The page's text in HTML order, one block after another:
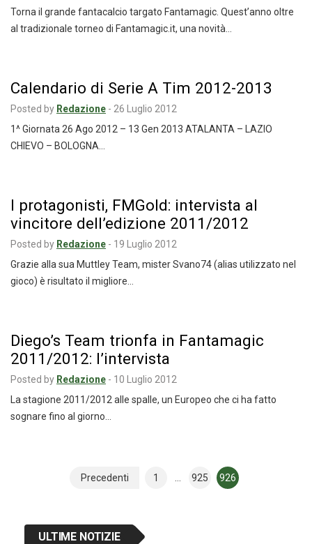
Torna il grande fantacalcio targato Fantamagic. Quest’anno oltre
al tradizionale torneo di Fantamagic.it, una novità…
Calendario di Serie A Tim 2012-2013
Posted by Redazione - 26 Luglio 2012
1^ Giornata 26 Ago 2012 – 13 Gen 2013 ATALANTA – LAZIO
CHIEVO – BOLOGNA…
I protagonisti, FMGold: intervista al
vincitore dell’edizione 2011/2012
Posted by Redazione - 19 Luglio 2012
Grazie alla sua Muttley Team, mister Svano74 (alias utilizzato nel
gioco) è risultato il migliore…
Diego’s Team trionfa in Fantamagic
2011/2012: l’intervista
Posted by Redazione - 10 Luglio 2012
La stagione 2011/2012 alle spalle, un Europeo che ci ha fatto
sognare fino al giorno…
NavigazionePrecedenti 1 925 926
ULTIME NOTIZIE